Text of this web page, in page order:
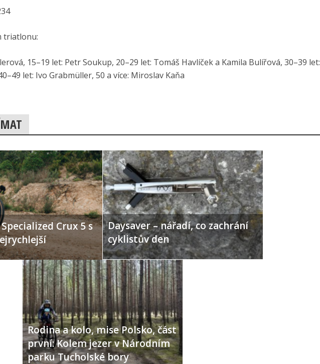
triatlonu:
15–19 let: Petr Soukup, 20–29 let: Tomáš Havlíček a Kamila Bulířová, 30–39 let:
let: Ivo Grabmüller, 50 a více: Miroslav Kaňa
Crux 5 s
Daysaver – nářadí, co zachrání
cyklistův den
Rodina a kolo, mise Polsko, část
první: Kolem jezer v Národním
parku Tucholské bory